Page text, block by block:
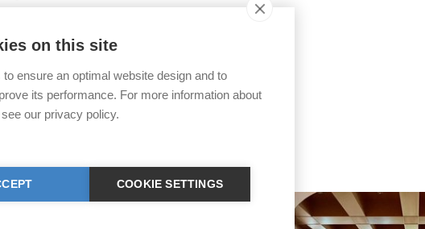
in
on this site
ensure an optimal website design and to
its performance. For more information about
our privacy policy.
COOKIE SETTINGS